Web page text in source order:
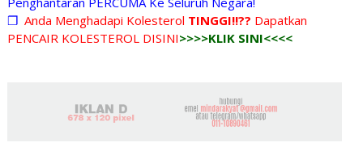
❐ Anda Menghadapi Kolesterol TINGGI!!?? Dapatkan
PENCAIR KOLESTEROL DISINI>>>>KLIK SINI<<<<